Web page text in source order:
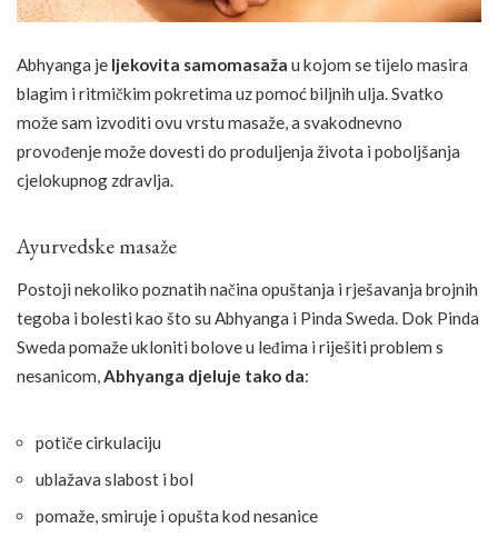
Abhyanga je ljekovita samomasaža u kojom se tijelo masira
blagim i ritmičkim pokretima uz pomoć biljnih ulja. Svatko
može sam izvoditi ovu vrstu masaže, a svakodnevno
provođenje može dovesti do produljenja života i poboljšanja
cjelokupnog zdravlja.
Ayurvedske masaže
Postoji nekoliko poznatih načina opuštanja i rješavanja brojnih
tegoba i bolesti kao što su Abhyanga i Pinda Sweda. Dok Pinda
Sweda pomaže ukloniti bolove u leđima i riješiti problem s
nesanicom,Abhyanga djeluje tako da:
potiče cirkulaciju
ublažava slabost i bol
pomaže, smiruje i opušta kod nesanice